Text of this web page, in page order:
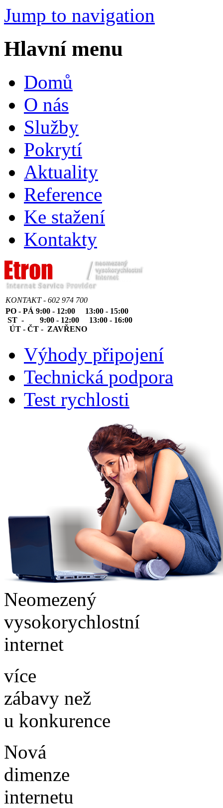
Jump to navigation
Hlavní menu
Domů
O nás
Služby
Pokrytí
Aktuality
Reference
Ke stažení
Kontakty
KONTAKT - 602 974 700
PO - PÁ 9:00 - 12:00 13:00 - 15:00
ST - 9:00 - 12:00 13:00 - 16:00
ÚT - ČT - ZAVŘENO
Výhody připojení
Technická podpora
Test rychlosti
Neomezený
vysokorychlostní
internet
více
zábavy než
u konkurence
Nová
dimenze
internetu